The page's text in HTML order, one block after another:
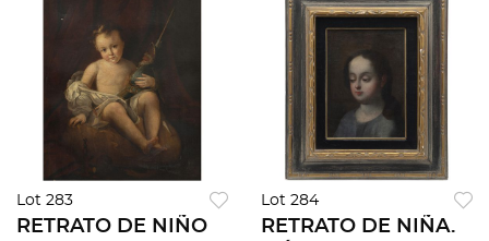
Lot 283
RETRATO DE NIÑO
Lot 284
RETRATO DE NIÑA.